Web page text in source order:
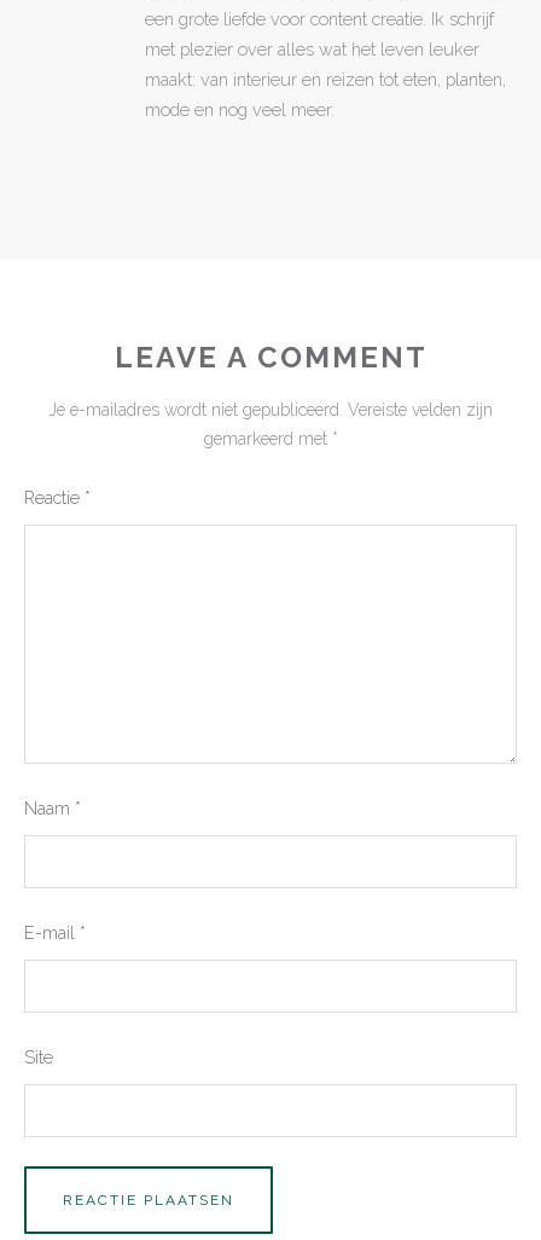
een grote liefde voor content creatie. Ik schrijf
met plezier over alles wat het leven leuker
maakt: van interieur en reizen tot eten, planten,
mode en nog veel meer.
LEAVE A COMMENT
Je e-mailadres wordt niet gepubliceerd. Vereiste velden zijn
gemarkeerd met *
Reactie *
Naam *
E-mail *
Site